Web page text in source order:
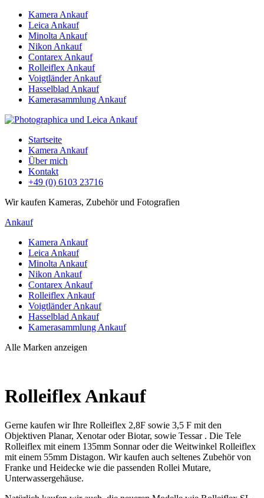
Kamera Ankauf
Leica Ankauf
Minolta Ankauf
Nikon Ankauf
Contarex Ankauf
Rolleiflex Ankauf
Voigtländer Ankauf
Hasselblad Ankauf
Kamerasammlung Ankauf
Startseite
Kamera Ankauf
Über mich
Kontakt
+49 (0) 6103 23716
Wir kaufen Kameras, Zubehör und Fotografien
Ankauf
Kamera Ankauf
Leica Ankauf
Minolta Ankauf
Nikon Ankauf
Contarex Ankauf
Rolleiflex Ankauf
Voigtländer Ankauf
Hasselblad Ankauf
Kamerasammlung Ankauf
Alle Marken anzeigen
Rolleiflex Ankauf
Gerne kaufen wir Ihre Rolleiflex 2,8F sowie 3,5 F mit den
Objektiven Planar, Xenotar oder Biotar, sowie Tessar . Die Tele
Rolleiflex mit einem 135mm Sonnar oder die Weitwinkel Rolleiflex
mit einem 55mm Distagon. Wir kaufen auch seltenes Zubehör von
Franke und Heidecke wie die passenden Rollei Mutare,
Unterwassergehäuse.